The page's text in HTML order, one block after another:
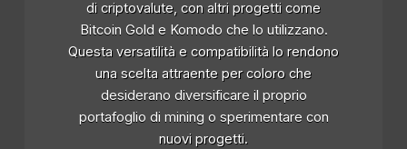
di criptovalute, con altri progetti come
Bitcoin Gold e Komodo che lo utilizzano.
Questa versatilità e compatibilità lo rendono
una scelta attraente per coloro che
desiderano diversificare il proprio
portafoglio di mining o sperimentare con
nuovi progetti.